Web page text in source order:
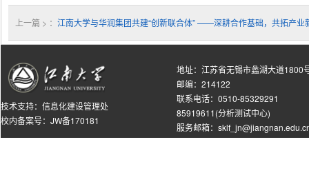
上一篇 > ： 江南大学与华润集团共建“创新联合体” ——深耕合作基础，共拓产业
技术支持： 信息化建设管理处
校内备案号：JW备170181
地址：江苏省无锡市蠡湖大道1800
邮编：214122
联系电话：0510-85329291
85919611(分析测试中心)
服务邮箱：